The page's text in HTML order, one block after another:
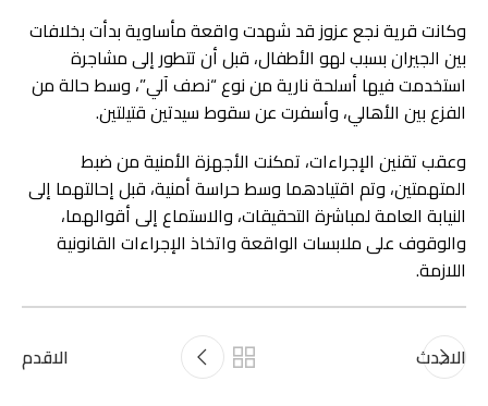
وكانت قرية نجع عزوز قد شهدت واقعة مأساوية بدأت بخلافات
بين الجيران بسبب لهو الأطفال، قبل أن تتطور إلى مشاجرة
استخدمت فيها أسلحة نارية من نوع “نصف آلي”، وسط حالة من
الفزع بين الأهالي، وأسفرت عن سقوط سيدتين قتيلتين.
وعقب تقنين الإجراءات، تمكنت الأجهزة الأمنية من ضبط
المتهمتين، وتم اقتيادهما وسط حراسة أمنية، قبل إحالتهما إلى
النيابة العامة لمباشرة التحقيقات، والاستماع إلى أقوالهما،
والوقوف على ملابسات الواقعة واتخاذ الإجراءات القانونية
اللازمة.
الاحدث الاقدم